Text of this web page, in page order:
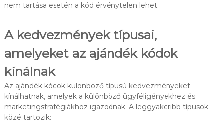
nem tartása esetén a kód érvénytelen lehet.
A kedvezmények típusai,
amelyeket az ajándék kódok
kínálnak
Az ajándék kódok különböző típusú kedvezményeket
kínálhatnak, amelyek a különböző ügyféligényekhez és
marketingstratégiákhoz igazodnak. A leggyakoribb típusok
közé tartozik: